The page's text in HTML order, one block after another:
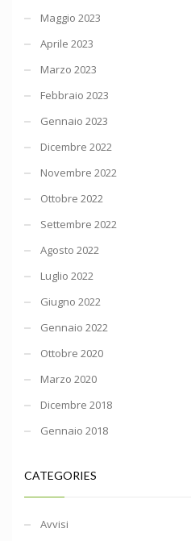
Maggio 2023
Aprile 2023
Marzo 2023
Febbraio 2023
Gennaio 2023
Dicembre 2022
Novembre 2022
Ottobre 2022
Settembre 2022
Agosto 2022
Luglio 2022
Giugno 2022
Gennaio 2022
Ottobre 2020
Marzo 2020
Dicembre 2018
Gennaio 2018
CATEGORIES
Avvisi